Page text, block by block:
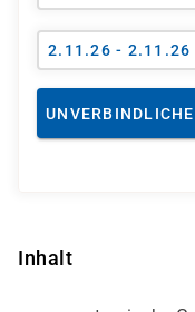
2.11.26 - 2.11.26
Inhalt